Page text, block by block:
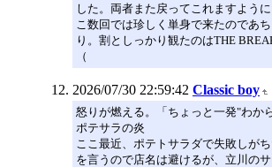
した。両者また戻ってこれますよう
こ数回では珍しく単身で来たのであ
り。割としっかり観たのはTHE
（
2026/07/30 22:59:42 Classic boy
怒りが燃える。「ちょっと一発"わか
ポテサラの炎
ここ最近、ポテトサラダで失敗しが
を言うので店名は避けるが、立川の